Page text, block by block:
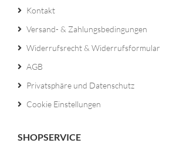
Kontakt
Versand- & Zahlungsbedingungen
Widerrufsrecht & Widerrufsformular
AGB
Privatsphäre und Datenschutz
Cookie Einstellungen
SHOPSERVICE